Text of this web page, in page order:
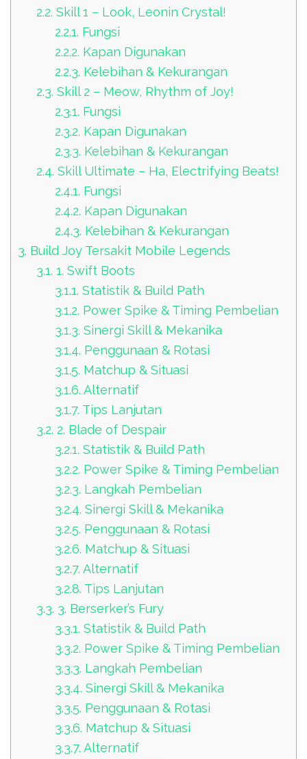
2.2. Skill 1 – Look, Leonin Crystal!
2.2.1. Fungsi
2.2.2. Kapan Digunakan
2.2.3. Kelebihan & Kekurangan
2.3. Skill 2 – Meow, Rhythm of Joy!
2.3.1. Fungsi
2.3.2. Kapan Digunakan
2.3.3. Kelebihan & Kekurangan
2.4. Skill Ultimate – Ha, Electrifying Beats!
2.4.1. Fungsi
2.4.2. Kapan Digunakan
2.4.3. Kelebihan & Kekurangan
3. Build Joy Tersakit Mobile Legends
3.1. 1. Swift Boots
3.1.1. Statistik & Build Path
3.1.2. Power Spike & Timing Pembelian
3.1.3. Sinergi Skill & Mekanika
3.1.4. Penggunaan & Rotasi
3.1.5. Matchup & Situasi
3.1.6. Alternatif
3.1.7. Tips Lanjutan
3.2. 2. Blade of Despair
3.2.1. Statistik & Build Path
3.2.2. Power Spike & Timing Pembelian
3.2.3. Langkah Pembelian
3.2.4. Sinergi Skill & Mekanika
3.2.5. Penggunaan & Rotasi
3.2.6. Matchup & Situasi
3.2.7. Alternatif
3.2.8. Tips Lanjutan
3.3. 3. Berserker’s Fury
3.3.1. Statistik & Build Path
3.3.2. Power Spike & Timing Pembelian
3.3.3. Langkah Pembelian
3.3.4. Sinergi Skill & Mekanika
3.3.5. Penggunaan & Rotasi
3.3.6. Matchup & Situasi
3.3.7. Alternatif